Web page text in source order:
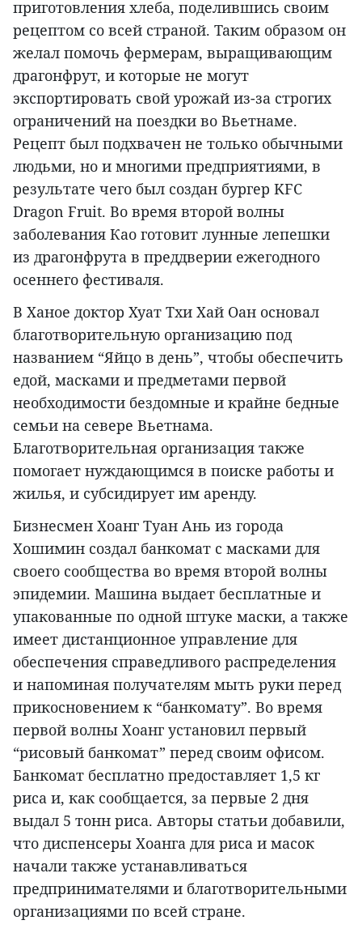
приготовления хлеба, поделившись своим
рецептом со всей страной. Таким образом он
желал помочь фермерам, выращивающим
драгонфрут, и которые не могут
экспортировать свой урожай из-за строгих
ограничений на поездки во Вьетнаме.
Рецепт был подхвачен не только обычными
людьми, но и многими предприятиями, в
результате чего был создан бургер KFC
Dragon Fruit. Во время второй волны
заболевания Као готовит лунные лепешки
из драгонфрута в преддверии ежегодного
осеннего фестиваля.
В Ханое доктор Хуат Тхи Хай Оан основал
благотворительную организацию под
названием “Яйцо в день”, чтобы обеспечить
едой, масками и предметами первой
необходимости бездомные и крайне бедные
семьи на севере Вьетнама.
Благотворительная организация также
помогает нуждающимся в поиске работы и
жилья, и субсидирует им аренду.
Бизнесмен Хоанг Туан Ань из города
Хошимин создал банкомат с масками для
своего сообщества во время второй волны
эпидемии. Машина выдает бесплатные и
упакованные по одной штуке маски, а также
имеет дистанционное управление для
обеспечения справедливого распределения
и напоминая получателям мыть руки перед
прикосновением к “банкомату”. Во время
первой волны Хоанг установил первый
“рисовый банкомат” перед своим офисом.
Банкомат бесплатно предоставляет 1,5 кг
риса и, как сообщается, за первые 2 дня
выдал 5 тонн риса. Авторы статьи добавили,
что диспенсеры Хоанга для риса и масок
начали также устанавливаться
предпринимателями и благотворительными
организациями по всей стране.